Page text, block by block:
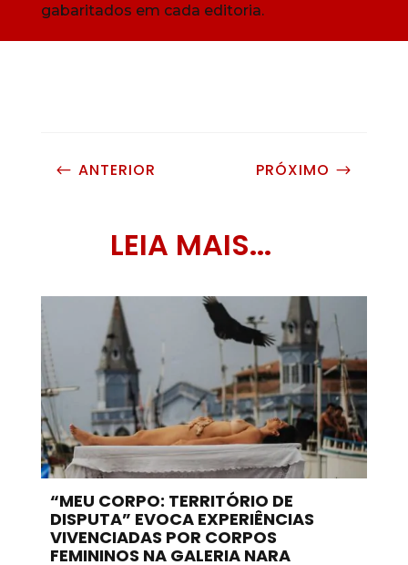
gabaritados em cada editoria.
# ANTERIOR PRÓXIMO $
LEIA MAIS...
“MEU CORPO: TERRITÓRIO DE
DISPUTA” EVOCA EXPERIÊNCIAS
VIVENCIADAS POR CORPOS
FEMININOS NA GALERIA NARA